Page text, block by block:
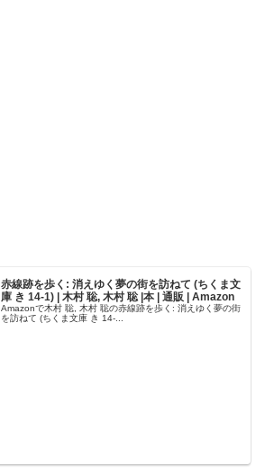
赤線跡を歩く: 消えゆく夢の街を訪ねて (ちくま文
庫 き 14-1) | 木村 聡, 木村 聡 |本 | 通販 | Amazon
Amazonで木村 聡, 木村 聡の赤線跡を歩く: 消えゆく夢の街
を訪ねて (ちくま文庫 き 14-...